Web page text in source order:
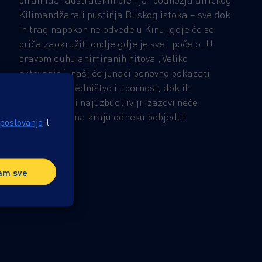
Kilimandžara i pustinja Bliskog istoka – sve dok
ih trag napokon ne odvede u Kinu, gdje će se
priča zaokružiti ondje gdje je sve i počelo. U
pravom duhu animiranih hitova „Veliko
putovanje“, naši će junaci ponovno pokazati
hrabrost, zajedništvo i upornost, dok ih
najsmješniji i najuzbudljiviji izazovi neće
spriječiti da na kraju odnesu pobjedu!
ili
sve